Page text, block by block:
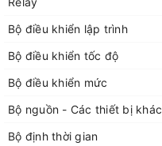
Bộ điều khiển lập trình
Bộ điều khiển tốc độ
Bộ điều khiển mức
Bộ nguồn - Các thiết bị khác
Bộ định thời gian